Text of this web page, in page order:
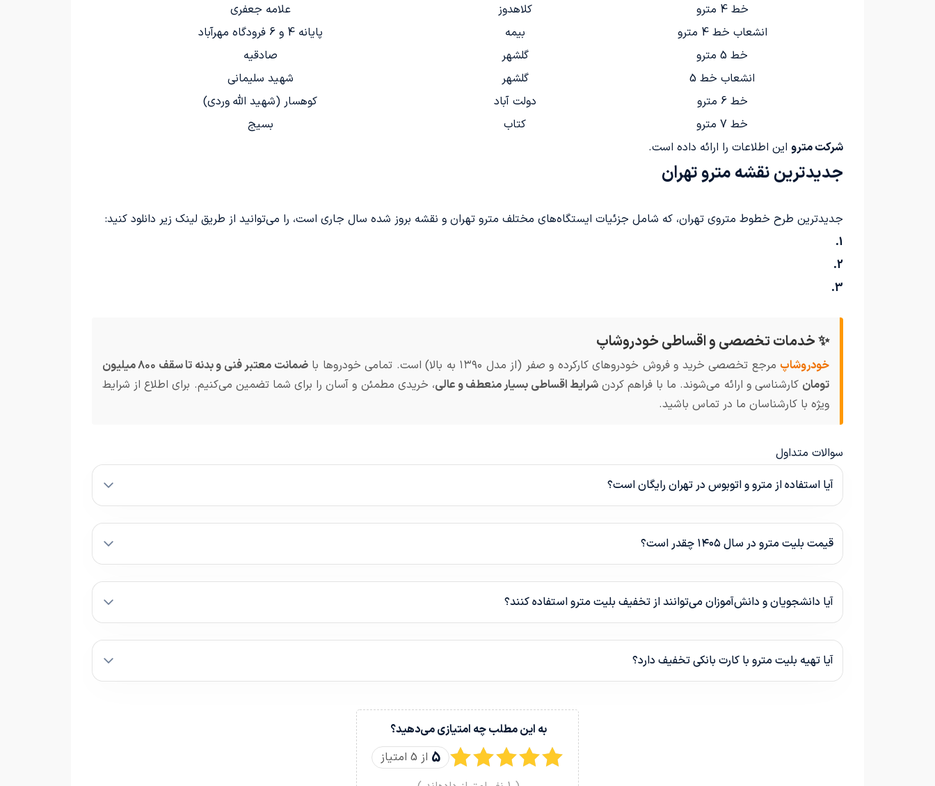
خط 4 مترو
کلاهدوز
علامه جعفری
انشعاب خط 4 مترو
بیمه
پایانه 4 و 6 فرودگاه مهرآباد
خط 5 مترو
گلشهر
صادقیه
انشعاب خط 5
گلشهر
شهید سلیمانی
خط 6 مترو
دولت آباد
کوهسار (شهید الله وردی)
خط 7 مترو
کتاب
بسیج
شرکت مترو این اطلاعات را ارائه داده است.
جدیدترین نقشه مترو تهران
جدیدترین طرح خطوط متروی تهران، که شامل جزئیات ایستگاه‌های مختلف مترو تهران و نقشه بروز شده سال جاری است، را می‌توانید از طریق لینک زیر دانلود کنید:
1.
2.
3.
✨ خدمات تخصصی و اقساطی خودروشاپ
خودروشاپ مرجع تخصصی خرید و فروش خودروهای کارکرده و صفر (از مدل ۱۳۹۰ به بالا) است. تمامی خودروها با
ضمانت معتبر فنی و بدنه تا سقف ۸۰۰ میلیون
تومان کارشناسی و ارائه می‌شوند. ما با فراهم کردنشرایط اقساطی بسیار منعطف و عالی، خریدی مطمئن و آسان را برای شما تضمین می‌کنیم. برای اطلاع از شرایط
ویژه با کارشناسان ما در تماس باشید.
سوالات متداول
آیا استفاده از مترو و اتوبوس در تهران رایگان است؟
قیمت بلیت مترو در سال ۱۴۰۵ چقدر است؟
آیا دانشجویان و دانش‌آموزان می‌توانند از تخفیف بلیت مترو استفاده کنند؟
آیا تهیه بلیت مترو با کارت بانکی تخفیف دارد؟
به این مطلب چه امتیازی می‌دهید؟
5 از 5 امتیاز